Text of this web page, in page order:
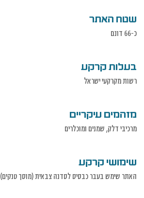
שטח האתר
כ-66 דונם
בעלות קרקע
רשות מקרקעי ישראל
מזהמים עיקריים
מרכיבי דלק, שמנים ומוכלרים
שימושי קרקע
האתר שימש בעבר כבסיס לסדנה צבאית (מוסך טנקים)